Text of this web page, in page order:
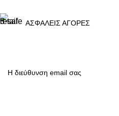
ΑΣΦΑΛΕΙΣ ΑΓΟΡΕΣ